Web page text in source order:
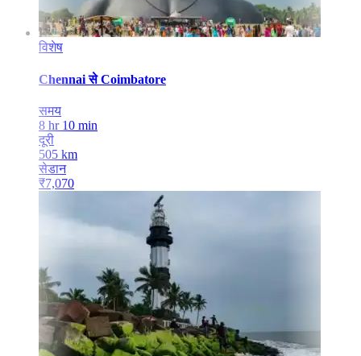
विशेष
Chennai से Coimbatore
समय
8 hr 10 min
दूरी
505 km
सेडान
₹7,070